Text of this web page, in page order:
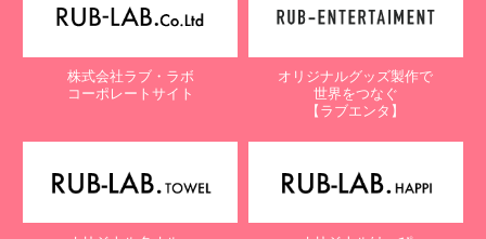
株式会社ラブ・ラボ
コーポレートサイト
オリジナルグッズ製作で
世界をつなぐ
【ラブエンタ】